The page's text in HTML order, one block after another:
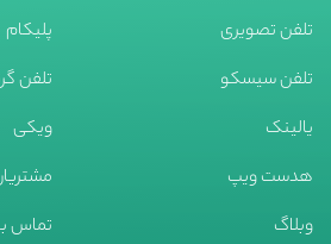
تلفن تصویری
تلفن سیسکو
یالینک
هدست ویپ
وبلاگ
پلیکام
تلفن
ویکی
تماس